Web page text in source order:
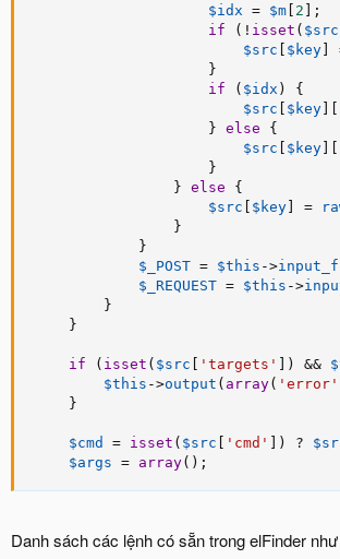
$idx = $m 2
;
if
( ! isset ( $src
$src
$key
}
if
( $idx )
{
$src
$key
} else
{
$src
$key
}
} else
{
$src
$key =
}
}
$_POST = $this ->
$_REQUEST = $this ->
}
}
if ( isset ( $src 'targets' ) &&
$this ->output ( array( 'error'
}
$cmd = isset ( $src 'cmd' ) ?
$args = array( ) ;
Danh sách các lệnh có sẵn trong elFinder